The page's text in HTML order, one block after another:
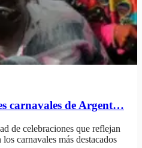
carnavales de Argent…
de celebraciones que reflejan
carnavales más destacados